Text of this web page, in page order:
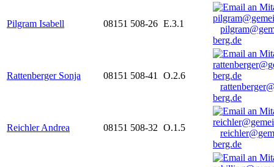
Pilgram Isabell 08151 508-26 E.3.1
berg.de
Rattenberger Sonja 08151 508-41
O.2.6
berg.de
Reichler Andrea 08151 508-32 O.1.5
berg.de